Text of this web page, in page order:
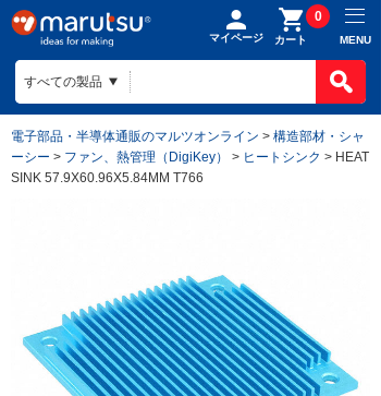
マイページ カート
0
MENU
電子部品・半導体通販のマルツオンライン > 構造部材・シャ
ーシー > ファン、熱管理（DigiKey） > ヒートシンク > HEAT
SINK 57.9X60.96X5.84MM T766